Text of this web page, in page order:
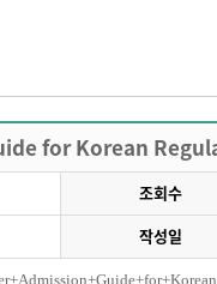
for Korean
조회수
작성일